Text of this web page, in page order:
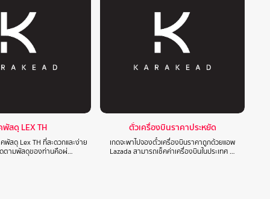
พัสดุ LEX TH
พัสดุ Lex TH ที่สะดวกและง่าย
ตามพัสดุของท่านคือผ่…
ตั๋วเครื่องบินราคาประหยัด
เกดจะพาไปจองตั๋วเครื่องบินราคาถูกด้วยแอพ
Lazada สามารถเช็คค่าเครื่องบินในประเทศ …